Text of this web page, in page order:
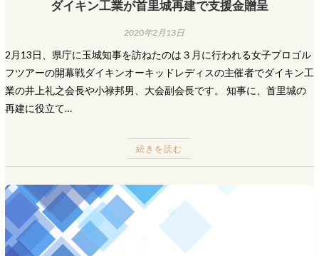
ダイキン工業が首里城再建で支援金贈呈
2020年2月13日
2月13日、県庁に玉城知事を訪ねたのは３月に行われる女子プロゴル
フツアーの開幕戦ダイキンオーキッドレディスの主催者でダイキン工
業の井上礼之会長や小禄邦男、大会副会長です。 知事に、首里城の
再建に役立て…
続きを読む